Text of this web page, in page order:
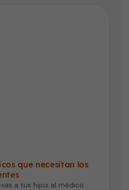
que necesitan los
a tus hijos al médico